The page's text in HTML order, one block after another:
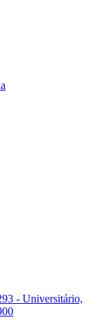
- Universitário,